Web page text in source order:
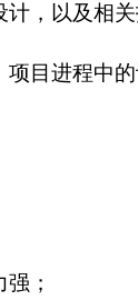
，以及相
目进程中
；